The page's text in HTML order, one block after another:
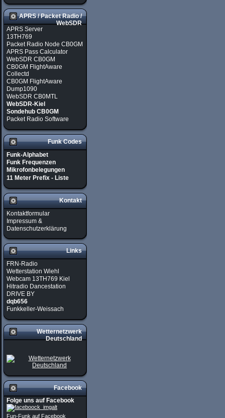
APRS / Packet Radio /
WebSDR
APRS Server
13TH769
Packet Radio Node CB0GM
APRS Pass Calculator
WebSDR CB0GM
CB0GM FlightAware
Collectd
CB0GM FlightAware
Dump1090
WebSDR CB0MTL
WebSDR-Kiel
Sondehub CB0GM
Packet Radio Software
Funk Codes
Funk-Alphabet
Funk Frequenzen
Mikrofonbelegungen
11 Meter Prefix - Liste
Kontakt
Kontaktformular
Impressum &
Datenschutzerklärung
Links
FRN-Radio
Wetterstation Wiehl
Webcam 13TH769 Kiel
Hitradio Dancestation
DRIVE BY
dqb656
Funkkeller-Weissach
Wetternetzwerk
Deutschland
Facebook
Folge uns auf Facebook
Fun-Funk auf Facebook